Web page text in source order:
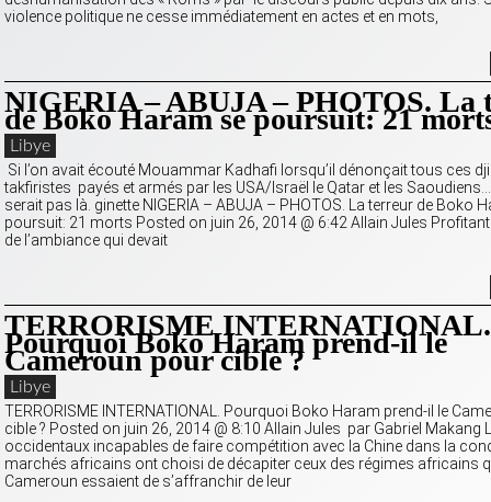
violence politique ne cesse immédiatement en actes et en mots,
NIGERIA – ABUJA – PHOTOS. La
de Boko Haram se poursuit: 21
Libye
Si l’on avait écouté Mouammar Kadhafi lorsqu’il dénonçait tous ces
takfiristes payés et armés par les USA/Israël le Qatar et les
serait pas là. ginette NIGERIA – ABUJA – PHOTOS. La terreur de Boko
poursuit: 21 morts Posted on juin 26, 2014 @ 6:42 Allain Jules Profitant
de l’ambiance qui devait
TERRORISME INTERNATIONAL.
Pourquoi Boko Haram prend-il le
Cameroun pour cible ?
Libye
TERRORISME INTERNATIONAL. Pourquoi Boko Haram prend-il le
cible ? Posted on juin 26, 2014 @ 8:10 Allain Jules par Gabriel Makang
occidentaux incapables de faire compétition avec la Chine dans la
marchés africains ont choisi de décapiter ceux des régimes africains
Cameroun essaient de s’affranchir de leur